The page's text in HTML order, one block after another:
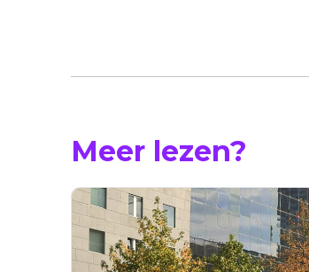
Meer lezen?